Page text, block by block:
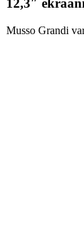
12,3″
Musso Grandi